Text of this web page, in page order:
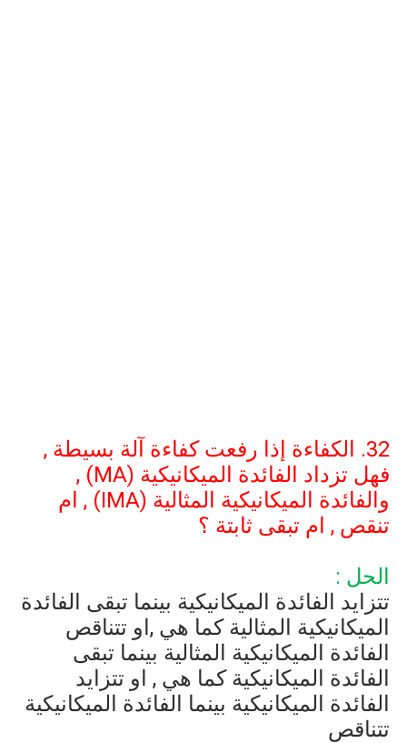
32. الكفاءة إذا رفعت كفاءة آلة بسيطة ,
فهل تزداد الفائدة الميكانيكية (MA
) ,
والفائدة الميكانيكية المثالية (IMA) , ام
تنقص , ام تبقى ثابتة ؟
الحل :
تتزايد الفائدة الميكانيكية بينما تبقى الفائدة
الميكانيكية المثالية كما هي ,او تتناقص
الفائدة الميكانيكية المثالية بينما تبقى
الفائدة الميكانيكية كما هي , او تتزايد
الفائدة الميكانيكية بينما الفائدة الميكانيكية
تتناقص